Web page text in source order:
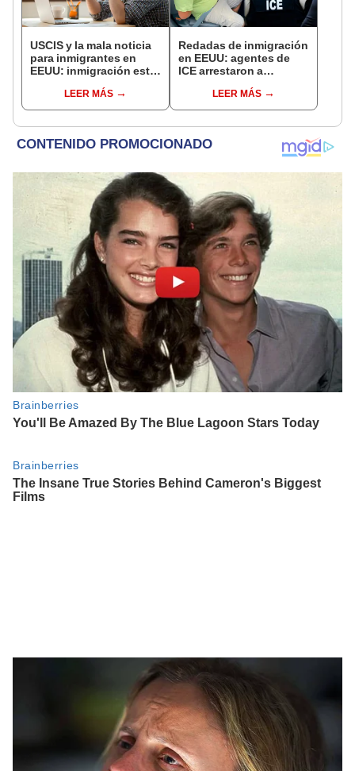
USCIS y la mala noticia
para inmigrantes en
EEUU: inmigración está
correo a este grupo de
extranjeros
LEER MÁS
Redadas de inmigración
en EEUU: agentes de
ICE arrestaron a
condenado por
conducir bajo los
LEER MÁS